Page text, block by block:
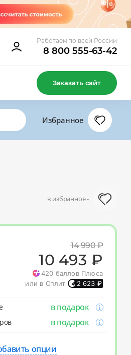
Работаем по всей России
8 800 555-63-42
Заказать сайт
Избранное
в избранное -
14 990₽
10 493 ₽
420 баллов Плюса
или в Сплит
2 623 ₽
в подарок
в подарок
опции